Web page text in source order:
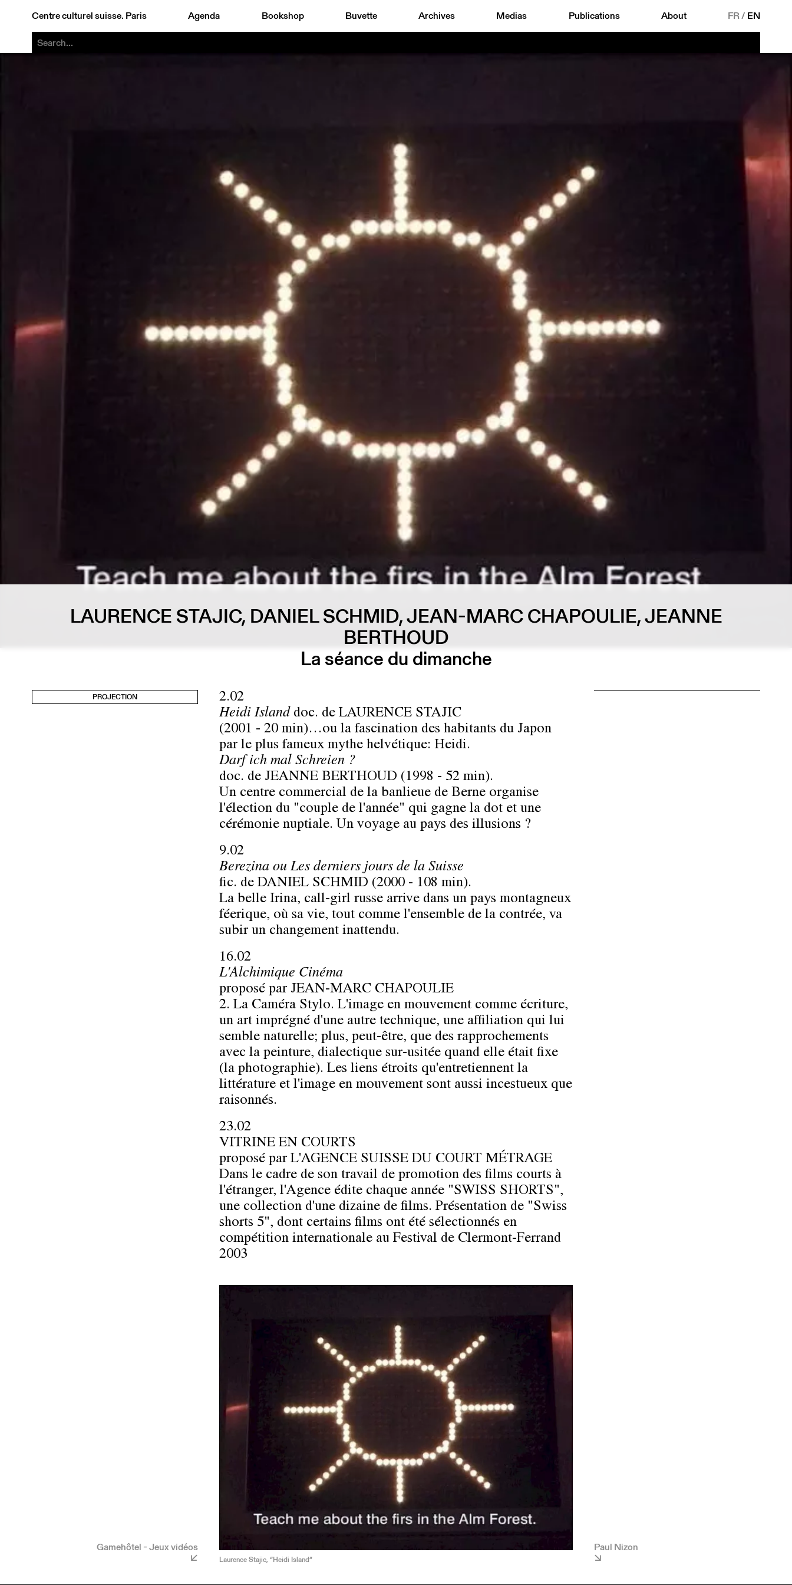
Centre culturel suisse. Paris Agenda Bookshop Buvette Archives Medias Publications About FR/ EN
LAURENCE STAJIC, DANIEL SCHMID, JEAN-MARC CHAPOULIE, JEANNE
BERTHOUD
La séance du dimanche
PROJECTION
Gamehôtel - Jeux vidéos
2.02
Heidi Island doc. de LAURENCE STAJIC
(2001 - 20 min)…ou la fascination des habitants du Japon
par le plus fameux mythe helvétique: Heidi.
Darf ich mal Schreien ?
doc. de JEANNE BERTHOUD (1998 - 52 min).
Un centre commercial de la banlieue de Berne organise
l'élection du "couple de l'année" qui gagne la dot et une
cérémonie nuptiale. Un voyage au pays des illusions ?
9.02
Berezina ou Les derniers jours de la Suisse
fic. de DANIEL SCHMID (2000 - 108 min).
La belle Irina, call-girl russe arrive dans un pays montagneux
féerique, où sa vie, tout comme l'ensemble de la contrée, va
subir un changement inattendu.
16.02
L'Alchimique Cinéma
proposé par JEAN-MARC CHAPOULIE
2. La Caméra Stylo. L'image en mouvement comme écriture,
un art imprégné d'une autre technique, une affiliation qui lui
semble naturelle; plus, peut-être, que des rapprochements
avec la peinture, dialectique sur-usitée quand elle était fixe
(la photographie). Les liens étroits qu'entretiennent la
littérature et l'image en mouvement sont aussi incestueux que
raisonnés.
23.02
VITRINE EN COURTS
proposé par L'AGENCE SUISSE DU COURT MÉTRAGE
Dans le cadre de son travail de promotion des films courts à
l'étranger, l'Agence édite chaque année "SWISS SHORTS",
une collection d'une dizaine de films. Présentation de "Swiss
shorts 5", dont certains films ont été sélectionnés en
compétition internationale au Festival de Clermont-Ferrand
2003
Laurence Stajic, “Heidi Island”
Paul Nizon